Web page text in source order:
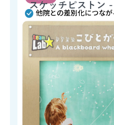
他院との差別化につなが
集患・患者さん離れの
患者さんの待ち時間体
診療科目
医科・歯科クリニック
内科・整形外科・皮膚科
咽喉科・精神科・小児科な
に対応しています。